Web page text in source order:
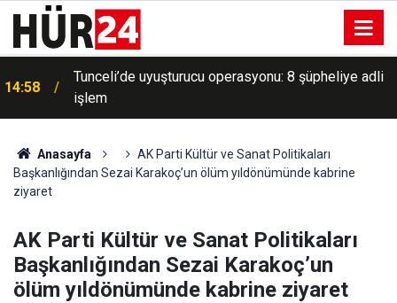
14:58
Tunceli’de uyuşturucu operasyonu: 8 şüpheliye adli
işlem
Anasayfa
AK Parti Kültür ve Sanat Politikaları
Başkanlığından Sezai Karakoç’un ölüm yıldönümünde kabrine
ziyaret
AK Parti Kültür ve Sanat Politikaları
Başkanlığından Sezai Karakoç’un
ölüm yıldönümünde kabrine ziyaret